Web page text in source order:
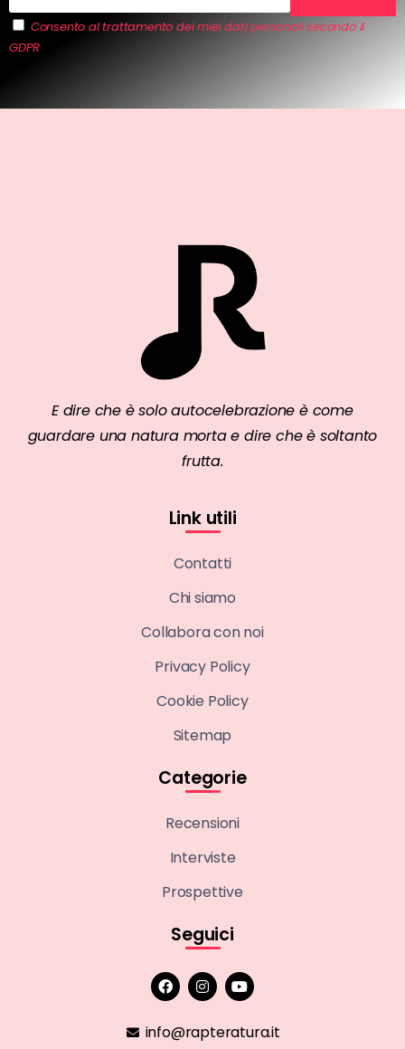
Consento al trattamento dei miei dati personali secondo il
GDPR
E dire che è solo autocelebrazione è come
guardare una natura morta e dire che è soltanto
frutta.
Link utili
Contatti
Chi siamo
Collabora con noi
Privacy Policy
Cookie Policy
Sitemap
Categorie
Recensioni
Interviste
Prospettive
Seguici
info@rapteratura.it